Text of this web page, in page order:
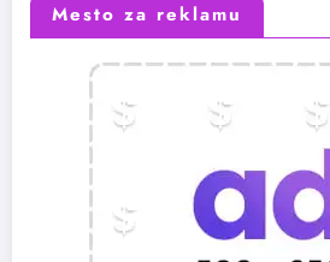
Mesto za reklamu